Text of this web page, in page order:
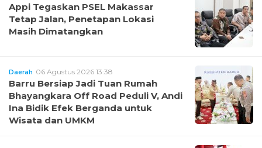
Appi Tegaskan PSEL Makassar
Tetap Jalan, Penetapan Lokasi
Masih Dimatangkan
Daerah 06 Agustus 2026 13:38
Barru Bersiap Jadi Tuan Rumah
Bhayangkara Off Road Peduli V, Andi
Ina Bidik Efek Berganda untuk
Wisata dan UMKM